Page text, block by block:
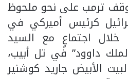
ترمب على نحو ملحوظ
كرئيس أميركي في
2017. إذ خلال اجتماعٍ مع السيد
داوود” في تل أبيب،
الأبيض جاريد كوشنير